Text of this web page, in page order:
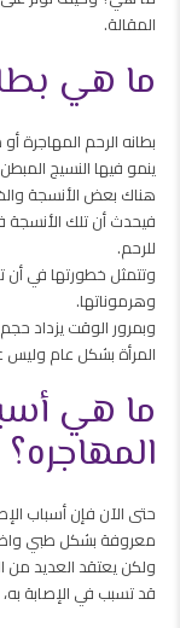
المقالة.
ما هي
بطانه الرحم المهاجرة
ينمو فيها النسيج
هناك بعض الأنسجة
فيحدث أن تلك الأنسجة
للرحم.
وتتمثل خطورتها في أن
وهرموناتها.
وبمرور الوقت يزداد
المرأة بشكل عام وليس
ما هي
المهاجره؟
حتى الآن فإن أسباب
معروفة بشكل طبي
ولكن يعتقد العديد من
قد تسبب في الإصابة